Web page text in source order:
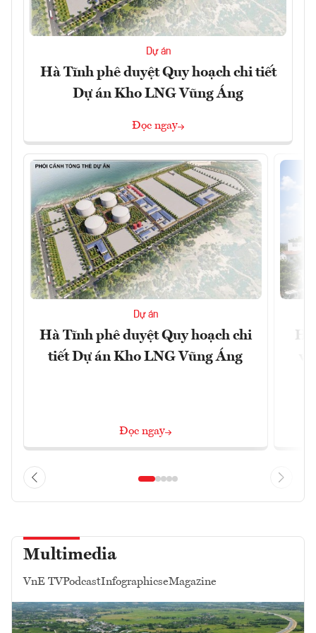
Dự án
Hà Tĩnh phê duyệt Quy hoạch chi tiết
Dự án Kho LNG Vũng Áng
Đọc ngay
Dự án
Hà Tĩnh phê duyệt Quy hoạch chi
tiết Dự án Kho LNG Vũng Áng
Đọc ngay
Multimedia
VnE TVPodcastInfographicseMagazine